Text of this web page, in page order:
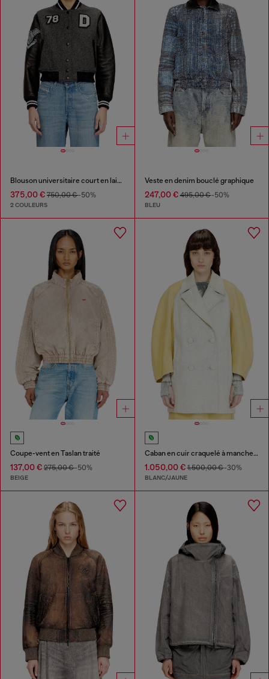
Blouson universitaire court en laine et cuir
375,00 € 750,00 €-50%
2 COULEURS
Veste en denim bouclé graphique
247,00 €495,00 €-50%
BLEU
Coupe-vent en Taslan traité
137,00 € 275,00 €-50%
BEIGE
Caban en cuir craquelé à manches cocon
1.050,00 €1.500,00 €-30%
BLANC/JAUNE